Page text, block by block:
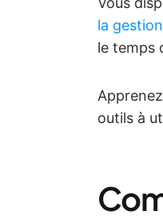
la
le temps
outils à